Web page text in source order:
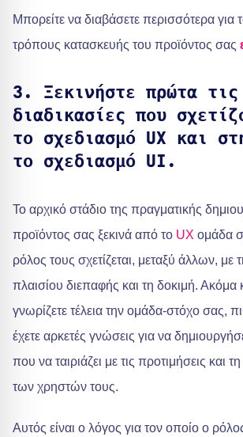
Μπορείτε να διαβάσετε περισσότερα για
τρόπους κατασκευής του προϊόντος σας
3. Ξεκινήστε πρώτα τις
διαδικασίες που
το σχεδιασμό UX και
το σχεδιασμό UI.
Το αρχικό στάδιο της πραγματικής
προϊόντος σας ξεκινά από το UX ομάδα
ρόλος τους σχετίζεται, μεταξύ άλλων, με
πλαισίου διεπαφής και τη δοκιμή. Ακόμα
γνωρίζετε τέλεια την ομάδα-στόχο σας,
έχετε αρκετές γνώσεις για να
που να ταιριάζει με τις προτιμήσεις και
των χρηστών τους.
Αυτός είναι ο λόγος για τον οποίο ο